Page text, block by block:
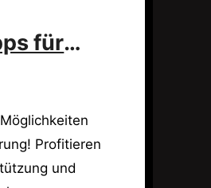
für
Profitieren
und